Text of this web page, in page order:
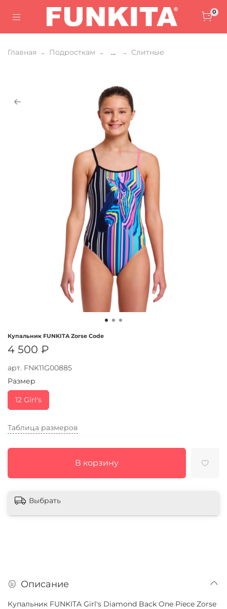
0
Главная Подросткам ... Слитные
арт. FNK11G00885
Купальник FUNKITA Zorse Code
4 500 ₽
Таблица размеров
В корзину
Размер
12 Girl's
Выбрать
Описание
Купальник FUNKITA Girl's Diamond Back One Piece Zorse